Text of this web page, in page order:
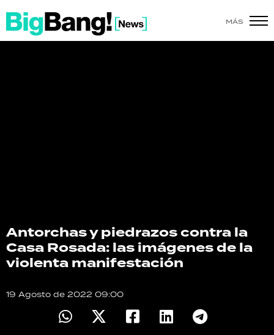
MÁS
Antorchas y piedrazos contra la
Casa Rosada: las imágenes de la
violenta manifestación
19 Agosto de 2022 09:00
SALUD
DEPORTES
TECNOLOGÍA